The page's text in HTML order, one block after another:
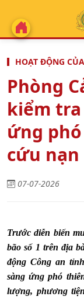
HOẠT ĐỘNG
Phòng
kiểm tra
ứng
cứu nạn
07-07-2026
Trước diễn biến
bão số 1 trên địa
động Công an
sàng ứng phó
lượng, phương